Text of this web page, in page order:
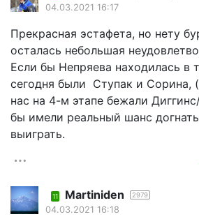
04.03.2021 16:17
Прекрасная эстафета, но нету
осталась небольшая
Если бы Непряева находилась в
сегодня были Ступак и Сорина,
нас на 4-м этапе бежали
бы имели реальный шанс
выиграть.
11 Martiniden 2979
04.03.2021 16:18